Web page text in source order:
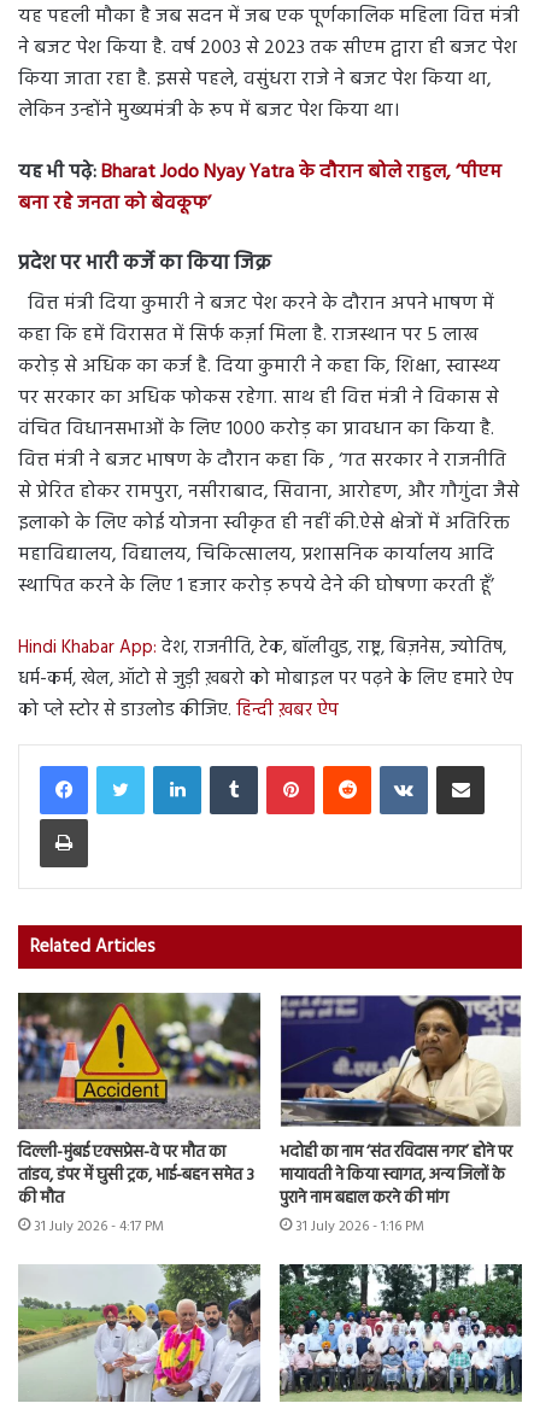
यह पहली मौका है जब सदन में जब एक पूर्णकालिक महिला वित्त मंत्री
ने बजट पेश किया है. वर्ष 2003 से 2023 तक सीएम द्वारा ही बजट पेश
किया जाता रहा है. इससे पहले, वसुंधरा राजे ने बजट पेश किया था,
लेकिन उन्होंने मुख्यमंत्री के रूप में बजट पेश किया था।
यह भी पढ़े:Bharat Jodo Nyay Yatra के दौरान बोले राहुल, ‘पीएम
बना रहे जनता को बेवकूफ’
प्रदेश पर भारी कर्जे का किया जिक्र
वित्त मंत्री दिया कुमारी ने बजट पेश करने के दौरान अपने भाषण में
कहा कि हमें विरासत में सिर्फ कर्ज़ा मिला है. राजस्थान पर 5 लाख
करोड़ से अधिक का कर्ज है. दिया कुमारी ने कहा कि, शिक्षा, स्वास्थ्य
पर सरकार का अधिक फोकस रहेगा. साथ ही वित्त मंत्री ने विकास से
वंचित विधानसभाओं के लिए 1000 करोड़ का प्रावधान का किया है.
वित्त मंत्री ने बजट भाषण के दौरान कहा कि , ‘गत सरकार ने राजनीति
से प्रेरित होकर रामपुरा, नसीराबाद, सिवाना, आरोहण, और गौगुंदा जैसे
इलाको के लिए कोई योजना स्वीकृत ही नहीं की.ऐसे क्षेत्रों में अतिरिक्त
महाविद्यालय, विद्यालय, चिकित्सालय, प्रशासनिक कार्यालय आदि
स्थापित करने के लिए 1 हजार करोड़ रुपये देने की घोषणा करती हूँ’
Hindi Khabar App: देश, राजनीति, टेक, बॉलीवुड, राष्ट्र, बिज़नेस, ज्योतिष,
धर्म-कर्म, खेल, ऑटो से जुड़ी ख़बरो को मोबाइल पर पढ़ने के लिए हमारे ऐप
को प्ले स्टोर से डाउलोड कीजिए. हिन्दी ख़बर ऐप
LinkedInTumblr PinterestReddit VKontakteShare via Email
Print
Related Articles
दिल्ली-मुंबई एक्सप्रेस-वे पर मौत का
तांडव, डंपर में घुसी ट्रक, भाई-बहन समेत 3
की मौत
31 July 2026 - 4:17 PM
भदोही का नाम ‘संत रविदास नगर’ होने पर
मायावती ने किया स्वागत, अन्य जिलों के
पुराने नाम बहाल करने की मांग
31 July 2026 - 1:16 PM